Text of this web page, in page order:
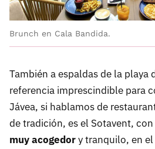
Brunch en Cala Bandida.
También a espaldas de la playa
referencia imprescindible para
Jávea, si hablamos de
de tradición, es el Sotavent,
muy acogedory tranquilo, en